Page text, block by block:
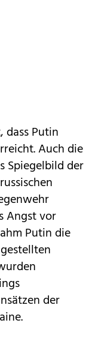
dass Putin
Auch die
Spiegelbild der
Angst vor
Putin die
der